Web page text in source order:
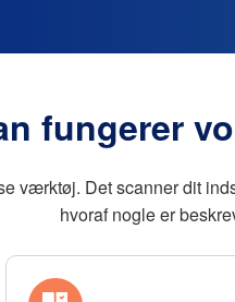
fungerer
værktøj. Det scanner dit
hvoraf nogle er